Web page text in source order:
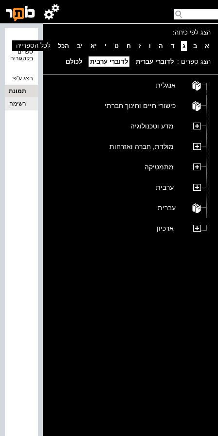
הצג לפי כיתה:
א
ב ג ד ה ו ז ח ט י יא יב הכל
הצג ספרים : לדוברי עברית לדוברי ערבית לכולם
אנגלית
כישורי חיים וחינוך חברתי
מדע וטכנולוגיה
מולדת, חברה ואזרחות
מתמטיקה
ערבית
עברית
ארכיון
ספרים
בקטגוריה
לכל הספרייה
הצג ע''פ:
תמונת
כריכה
רשימה